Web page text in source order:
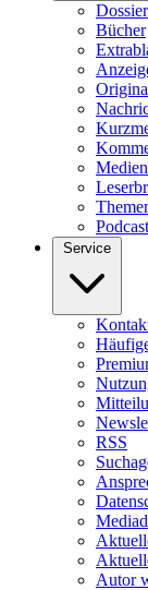
Bücher
Service
RSS
Autor